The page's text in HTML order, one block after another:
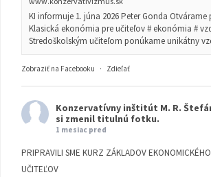
KI informuje 1. júna 2026 Peter Gonda Otvárame
Klasická ekonómia pre učiteľov # ekonómia #
Stredoškolským učiteľom ponúkame unikátny
Zobraziť na Facebooku · Zdieľať
Konzervatívny inštitút M. R.
si zmenil titulnú fotku.
1 mesiac pred
PRIPRAVILI SME KURZ ZÁKLADOV
UČITEĽOV